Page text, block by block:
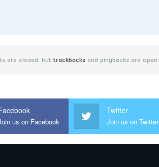
are closed, buttrackbacksand pingbacks are open.
us on Facebook
Twitter
Join us on Twitter